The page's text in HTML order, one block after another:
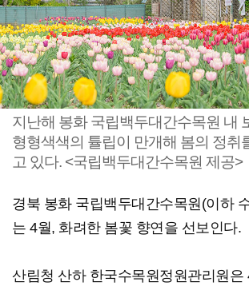
지난해 봉화 국립백두대간수목원 내
형형색색의 튤립이 만개해 봄의 정취
고 있다. <국립백두대간수목원 제공>
경북 봉화 국립백두대간수목원(이하
는 4월, 화려한 봄꽃 향연을 선보인다.
산림청 산하 한국수목원정원관리원은